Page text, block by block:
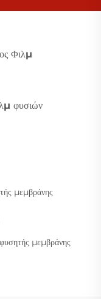
Φιλμ
φυσιών
μεμβράνης
μεμβράνης